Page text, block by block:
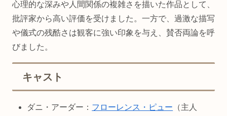
心理的な深みや人間関係の複雑さを描いた作品として、
批評家から高い評価を受けました。一方で、過激な描写
や儀式の残酷さは観客に強い印象を与え、賛否両論を呼
びました。
キャスト
ダニ・アーダー： フローレンス・ピュー （主人